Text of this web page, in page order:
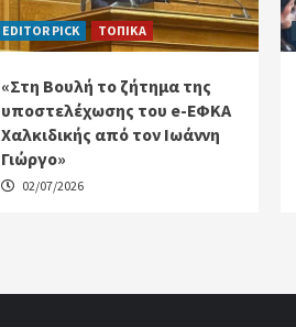
EDITOR PICK ΤΟΠΙΚΑ
«Στη Βουλή το ζήτημα της
υποστελέχωσης του e-ΕΦΚΑ
Χαλκιδικής από τον Ιωάννη
Γιώργο»
02/07/2026